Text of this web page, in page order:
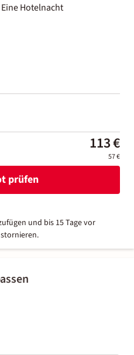
Eine Hotelnacht
113 €
57 €
prüfen
und bis 15 Tage vor